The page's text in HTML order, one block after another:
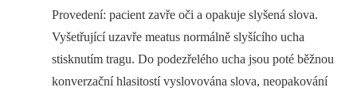
Provedení: pacient zavře oči a opakuje slyšená slova.
Vyšetřující uzavře meatus normálně slyšícího ucha
stisknutím tragu. Do podezřelého ucha jsou poté běžnou
konverzační hlasitostí vyslovována slova, neopakování